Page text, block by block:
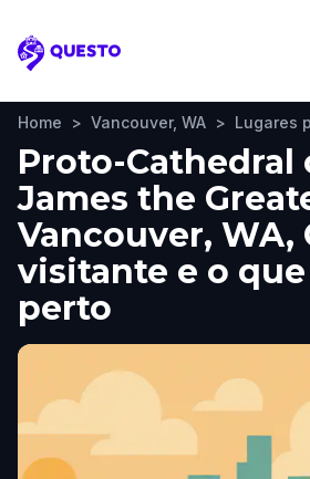
Questo
Home > Vancouver, WA > Lugares
Proto-Cathedral
James the
Vancouver, WA,
visitante e o
perto